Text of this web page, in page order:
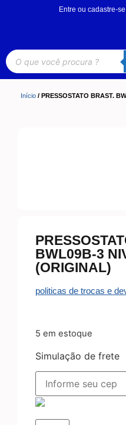
Entre ou cadastre-se
Início / PRESSOSTATO BRAST.
BWL09B-3
(ORIGINAL)
politicas de trocas e
5 em estoque
Simulação de frete